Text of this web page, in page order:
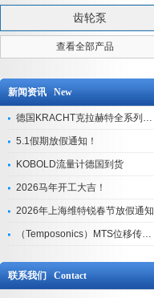
齿轮泵
查看全部产品
新闻资讯 New
德国KRACHT克拉赫特全系列现货库存
5.1假期放假通知！
KOBOLD流量计德国到货
2026马年开工大吉！
2026年上海维特锐春节放假通知
（Temposonics）MTS位移传感器现货库存型号
联系我们 Contact